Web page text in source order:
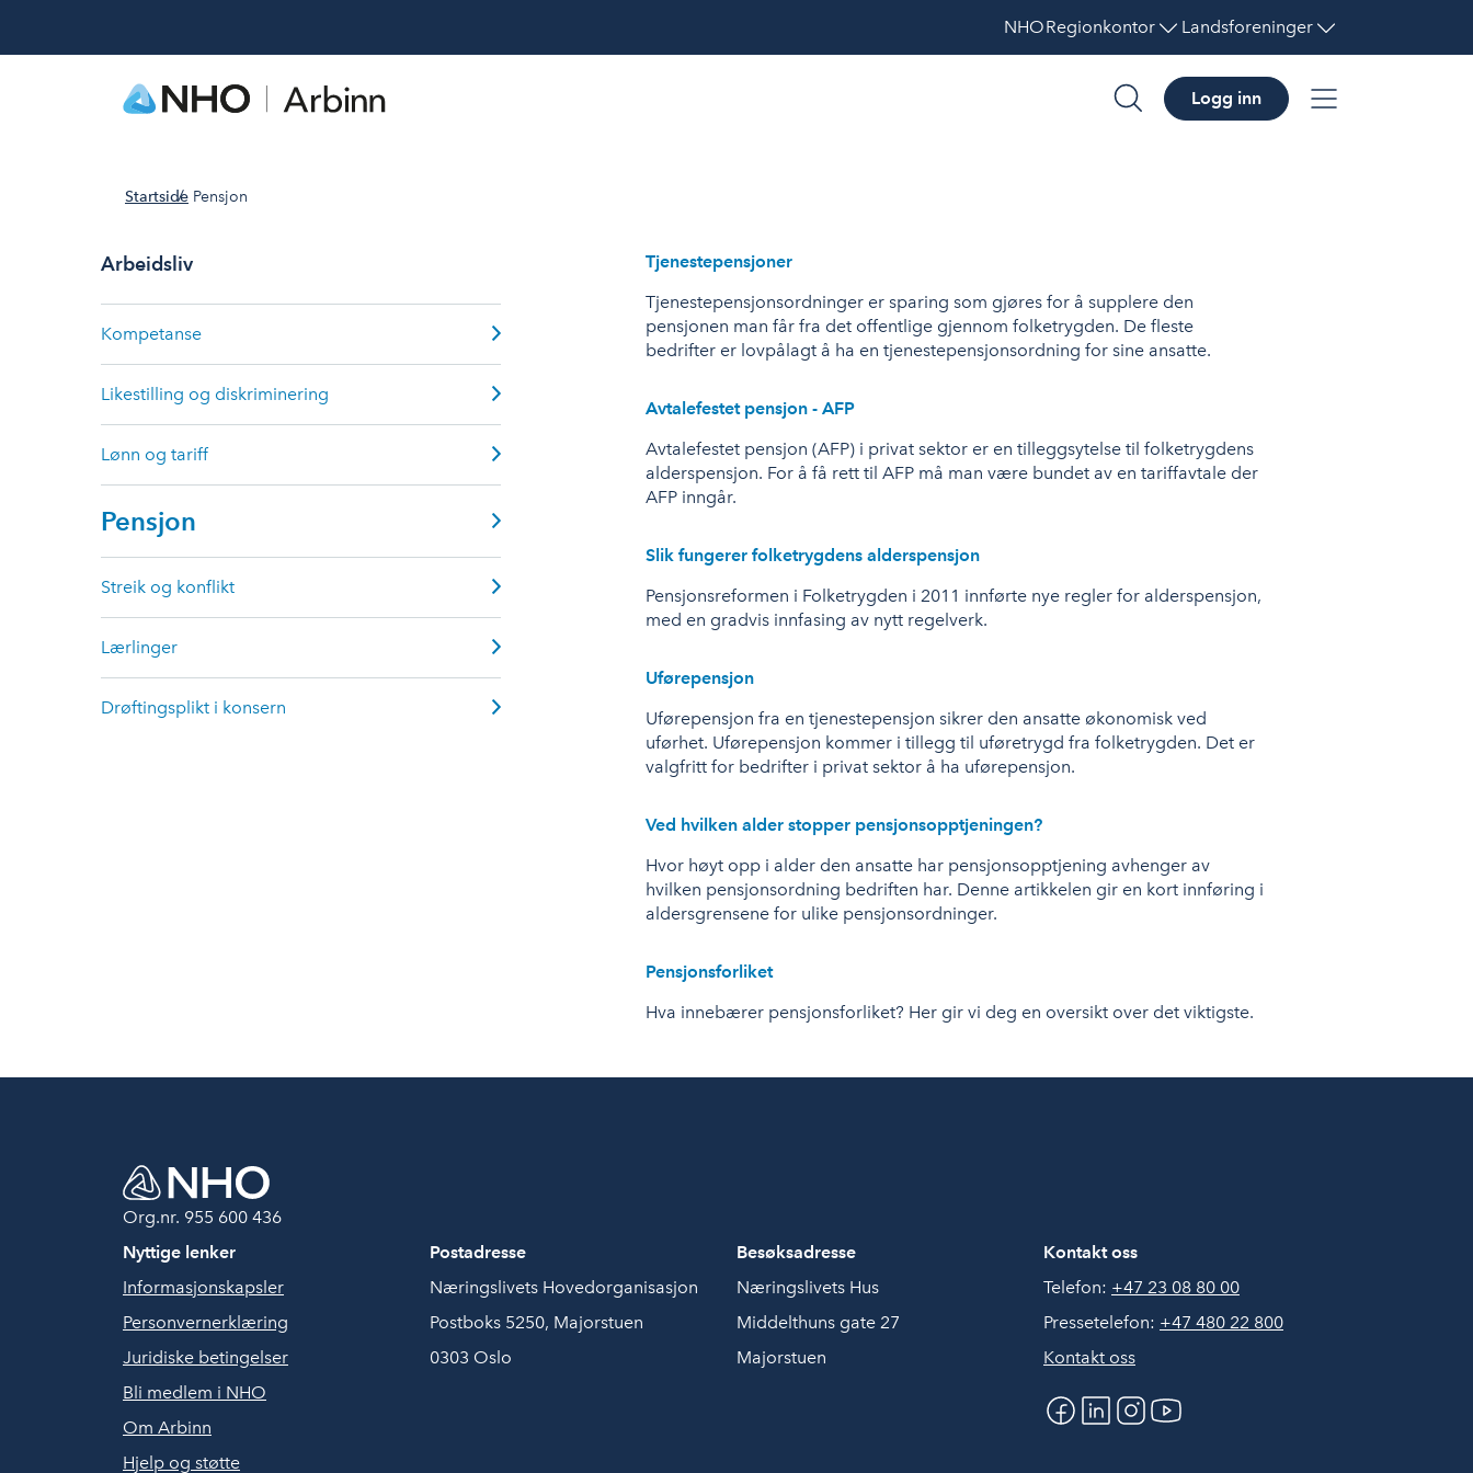
NHORegionkontor Landsforeninger
søk Logg inn meny
Startside Pensjon
Arbeidsliv
Kompetanse
Likestilling og diskriminering
Lønn og tariff
Pensjon
Streik og konflikt
Lærlinger
Drøftingsplikt i konsern
Tjenestepensjoner
Tjenestepensjonsordninger er sparing som gjøres for å supplere den
pensjonen man får fra det offentlige gjennom folketrygden. De fleste
bedrifter er lovpålagt å ha en tjenestepensjonsordning for sine ansatte.
Avtalefestet pensjon - AFP
Avtalefestet pensjon (AFP) i privat sektor er en tilleggsytelse til folketrygdens
alderspensjon. For å få rett til AFP må man være bundet av en tariffavtale der
AFP inngår.
Slik fungerer folketrygdens alderspensjon
Pensjonsreformen i Folketrygden i 2011 innførte nye regler for alderspensjon,
med en gradvis innfasing av nytt regelverk.
Uførepensjon
Uførepensjon fra en tjenestepensjon sikrer den ansatte økonomisk ved
uførhet. Uførepensjon kommer i tillegg til uføretrygd fra folketrygden. Det er
valgfritt for bedrifter i privat sektor å ha uførepensjon.
Ved hvilken alder stopper pensjonsopptjeningen?
Hvor høyt opp i alder den ansatte har pensjonsopptjening avhenger av
hvilken pensjonsordning bedriften har. Denne artikkelen gir en kort innføring i
aldersgrensene for ulike pensjonsordninger.
Pensjonsforliket
Hva innebærer pensjonsforliket? Her gir vi deg en oversikt over det viktigste.
Org.nr. 955 600 436
Nyttige lenker
Informasjonskapsler
Personvernerklæring
Juridiske betingelser
Bli medlem i NHO
Om Arbinn
Hjelp og støtte
Postadresse
Næringslivets Hovedorganisasjon
Postboks 5250, Majorstuen
0303 Oslo
Besøksadresse
Næringslivets Hus
Middelthuns gate 27
Majorstuen
Kontakt oss
Telefon: +47 23 08 80 00
Pressetelefon: +47 480 22 800
Kontakt oss